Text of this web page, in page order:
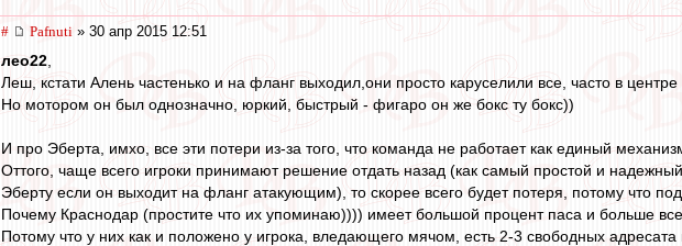
# Pafnuti » 30 апр 2015 12:51
лео22
Леш, кстати Алень частенько и на фланг выходил,они просто каруселили все, часто в
Но мотором он был однозначно, юркий, быстрый - фигаро он же бокс ту бокс))
И про Эберта, имхо, все эти потери из-за того, что команда не работает как единый
Оттого, чаще всего игроки принимают решение отдать назад (как самый простой и
Эберту если он выходит на фланг атакующим), то скорее всего будет потеря, потому что
Почему Краснодар (простите что их упоминаю)))) имеет большой процент паса и больше
Потому что у них как и положено у игрока, вледающего мячом, есть 2-3 свободных